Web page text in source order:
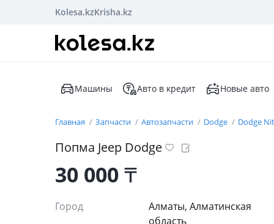
Kolesa.kzKrisha.kz
Машины Авто в кредит Новые авто
Главная Запчасти Автозапчасти Dodge Dodge
Попма Jeep Dodge
30 000₸
Город
Алматы, Алматинская
область